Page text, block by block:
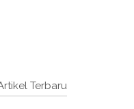
Terbaru